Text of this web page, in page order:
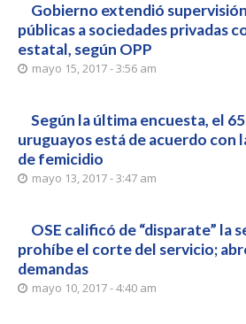
Gobierno extendió
públicas a sociedades privadas
estatal, según OPP
mayo 15, 2017 - 3:56 am
Según la última encuesta, el
uruguayos está de acuerdo con
de femicidio
mayo 13, 2017 - 3:47 am
OSE calificó de “disparate” la
prohíbe el corte del servicio;
demandas
mayo 10, 2017 - 4:40 am